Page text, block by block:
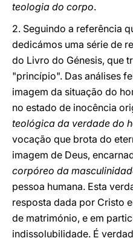
teologia do corpo.
2. Seguindo a referência
dedicámos uma série de
do Livro do Génesis, que
"princípio". Das análises
imagem da situação do
no estado de inocência
teológica da verdade do
vocação que brota do
imagem de Deus,
corpóreo da
pessoa humana. Esta
resposta dada por Cristo
de matrimónio, e em
indissolubilidade. É